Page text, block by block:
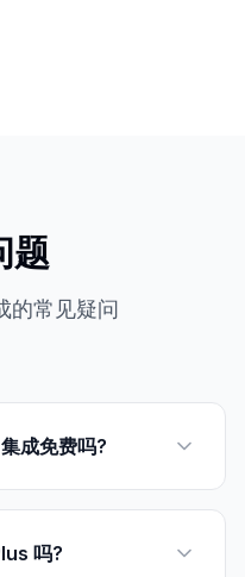
题
的常见疑问
成免费吗?
吗?